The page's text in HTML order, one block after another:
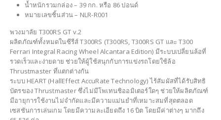
น้ำหนักรวมกล่อง – 39 กก. หรือ 86 ปอนด์
หมายเลขชิ้นส่วน – NLR-R001
พวงมาลัย T300RS GT v.2
ผลิตภัณฑ์ทั้งหมดในซีรีส์ T300RS (T300RS, T300RS GT และ T300
Ferrari Integral Racing Wheel Alcantara Edition) มีระบบเปลี่ยนล้อที่
รวดเร็วและง่ายดาย ช่วยให้ผู้ใช้สนุกกับการแข่งรถโดยใช้ล้อ
Thrustmaster ที่แตกต่างกัน
ระบบ HEART (HallEffect AccuRate Technology) ไร้สัมผัสที่ได้รับสิทธิ
บัตรของ Thrustmaster ซึ่งไม่มีโพเทนชิออมิเตอร์ใดๆ ช่วยให้ผลิตภัณฑ์
มีอายุการใช้งานไม่จำกัดและมีความแม่นยำที่เหมาะสมที่สุดตลอด
เซสชันการเล่นเกม โดยมีความละเอียดถึง 16 บิต โดยมีค่าต่างๆ มากถึง